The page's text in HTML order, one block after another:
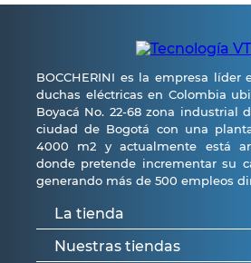
BOCCHERINI es la empresa líder
duchas eléctricas en Colombia
Boyacá No. 22-68 zona industrial
ciudad de Bogotá con una
4000 m2 y actualmente está
donde pretende incrementar su
generando más de 500 empleos
La tienda
Nuestras tiendas